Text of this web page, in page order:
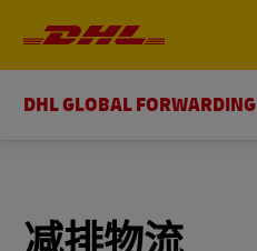
DHL GLOBAL FORWARDING